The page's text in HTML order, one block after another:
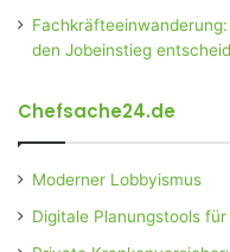
den Jobeinstieg
Chefsache24.de
Moderner Lobbyismus
Digitale Planungstools